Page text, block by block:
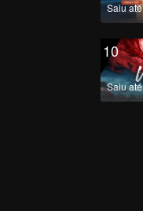
Saiu
10
Saiu